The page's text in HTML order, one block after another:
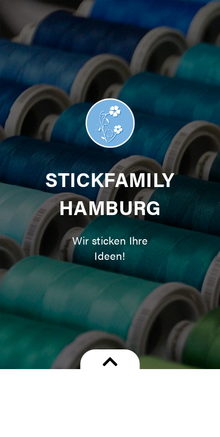
STICKFAMILY
HAMBURG
Wir sticken Ihre
Ideen!